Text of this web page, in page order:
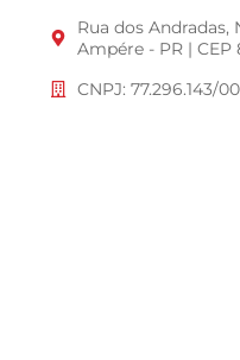
Rua dos Andradas,
Ampére - PR | CEP
CNPJ: 77.296.143/